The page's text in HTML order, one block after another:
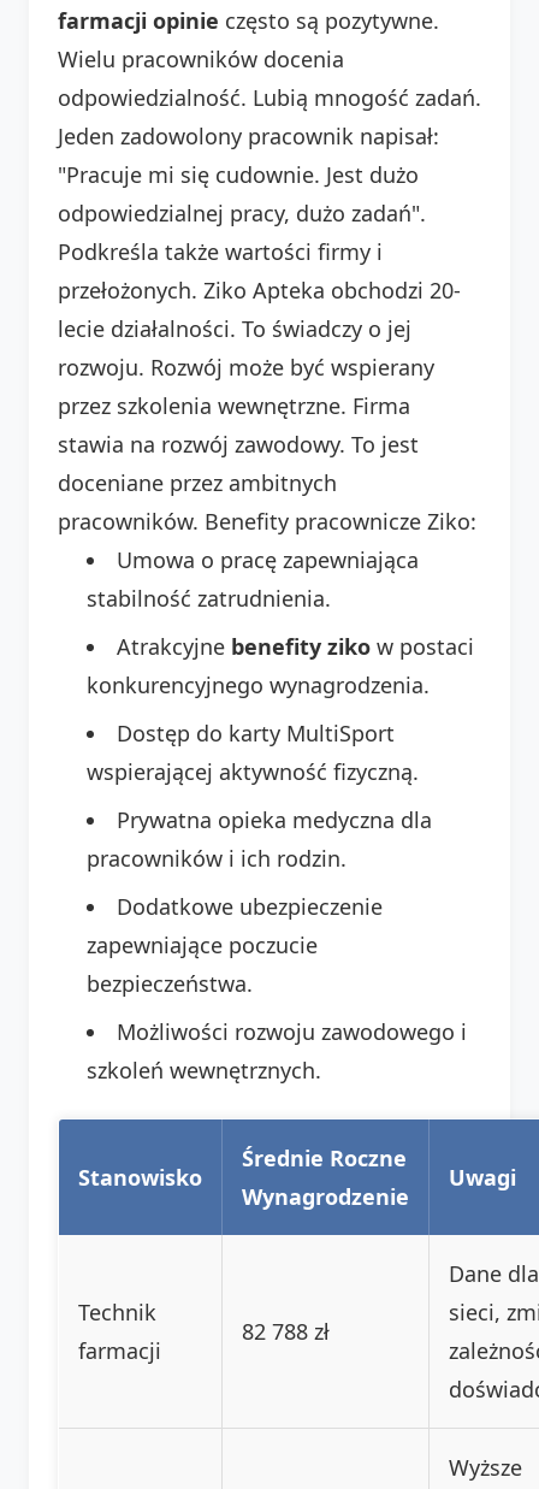
farmacji opinie często są pozytywne.
Wielu pracowników docenia
odpowiedzialność. Lubią mnogość zadań.
Jeden zadowolony pracownik napisał:
"Pracuje mi się cudownie. Jest dużo
odpowiedzialnej pracy, dużo zadań".
Podkreśla także wartości firmy i
przełożonych. Ziko Apteka obchodzi 20-
lecie działalności. To świadczy o jej
rozwoju. Rozwój może być wspierany
przez szkolenia wewnętrzne. Firma
stawia na rozwój zawodowy. To jest
doceniane przez ambitnych
pracowników. Benefity pracownicze Ziko:
Umowa o pracę zapewniająca
stabilność zatrudnienia.
Atrakcyjne benefity ziko w postaci
konkurencyjnego wynagrodzenia.
Dostęp do karty MultiSport
wspierającej aktywność fizyczną.
Prywatna opieka medyczna dla
pracowników i ich rodzin.
Dodatkowe ubezpieczenie
zapewniające poczucie
bezpieczeństwa.
Możliwości rozwoju zawodowego i
szkoleń wewnętrznych.
Stanowisko
Średnie Roczne
Wynagrodzenie
Uwagi
Technik
farmacji
82 788 zł
Dane
sieci,
Wyższe